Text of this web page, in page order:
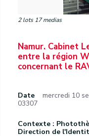
2 lots 17 medias
Namur. Cabinet
entre la région
concernant le
Date mercredi 10
03307
Contexte :
Direction de